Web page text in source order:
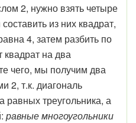
2, нужно взять четыре
из них квадрат,
4, затем разбить по
квадрат на два
чего, мы получим два
2, т.к. диагональ
равных треугольника, а
равные многоугольники